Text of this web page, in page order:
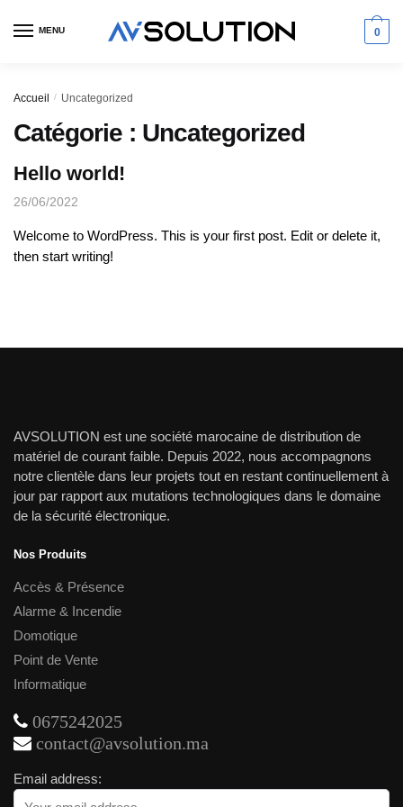
MENU 0
Accueil / Uncategorized
Catégorie : Uncategorized
Hello world!
26/06/2022
Welcome to WordPress. This is your first post. Edit or delete it,
then start writing!
AVSOLUTION est une société marocaine de distribution de
matériel de courant faible. Depuis 2022, nous accompagnons
notre clientèle dans leur projets tout en restant continuellement à
jour par rapport aux mutations technologiques dans le domaine
de la sécurité électronique.
Nos Produits
Accès & Présence
Alarme & Incendie
Domotique
Point de Vente
Informatique
0675242025
contact@avsolution.ma
Email address: